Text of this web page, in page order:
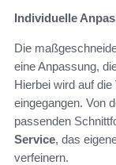
Individuelle
Die
eine Anpassung,
Hierbei wird auf
eingegangen. Von
passenden
Service, das
verfeinern.